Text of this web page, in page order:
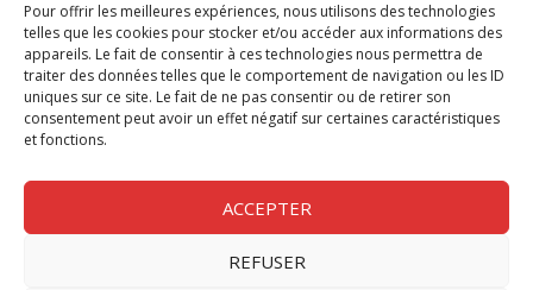
Pour offrir les meilleures expériences, nous utilisons des technologies
telles que les cookies pour stocker et/ou accéder aux informations des
appareils. Le fait de consentir à ces technologies nous permettra de
traiter des données telles que le comportement de navigation ou les ID
uniques sur ce site. Le fait de ne pas consentir ou de retirer son
consentement peut avoir un effet négatif sur certaines caractéristiques
et fonctions.
ACCEPTER
REFUSER
Chèque Compta
Chèque Emploi Spectacle
G-Pods
Profession Audio-visuel